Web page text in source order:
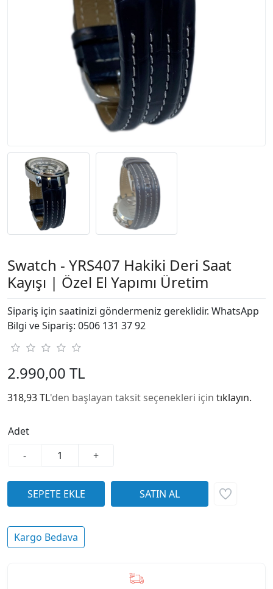
Swatch - YRS407 Hakiki Deri Saat
Kayışı | Özel El Yapımı Üretim
Sipariş için saatinizi göndermeniz gereklidir. WhatsApp
Bilgi ve Sipariş: 0506 131 37 92
2.990,00 TL
318,93 TL'den başlayan taksit seçenekleri için tıklayın.
Adet
-
+
Kargo Bedava